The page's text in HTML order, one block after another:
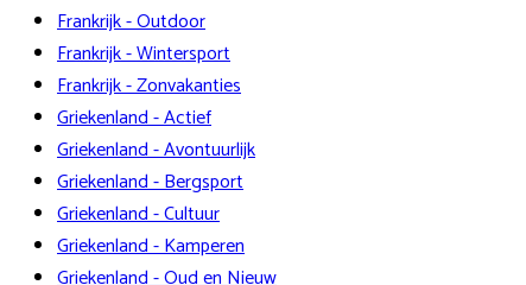
Frankrijk - Outdoor
Frankrijk - Wintersport
Frankrijk - Zonvakanties
Griekenland - Actief
Griekenland - Avontuurlijk
Griekenland - Bergsport
Griekenland - Cultuur
Griekenland - Kamperen
Griekenland - Oud en Nieuw